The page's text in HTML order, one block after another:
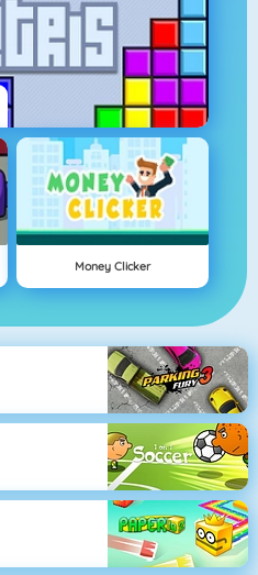
Money Clicker